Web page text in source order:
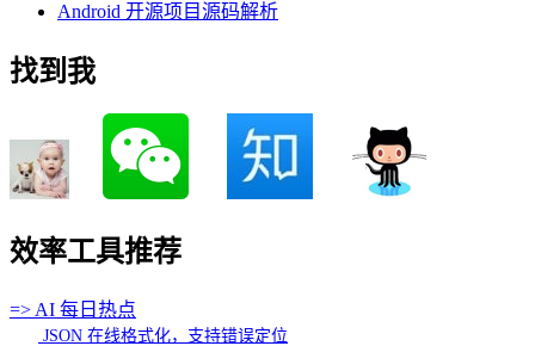
Android 开源项目源码解析
找到我
效率工具推荐
=> AI 每日热点
JSON 在线格式化，支持错误定位